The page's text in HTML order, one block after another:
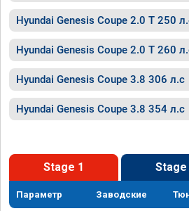
Hyundai Genesis Coupe 2.0 T 250
Hyundai Genesis Coupe 2.0 T 260
Hyundai Genesis Coupe 3.8 306 л.с
Hyundai Genesis Coupe 3.8 354 л.с
Stage 1 Stage
Параметр Заводские